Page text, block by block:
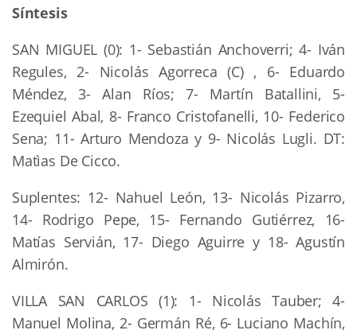
Síntesis
SAN MIGUEL (0): 1- Sebastián Anchoverri; 4- Iván
Regules, 2- Nicolás Agorreca (C) , 6- Eduardo
Méndez, 3- Alan Ríos; 7- Martín Batallini, 5-
Ezequiel Abal, 8- Franco Cristofanelli, 10- Federico
Sena; 11- Arturo Mendoza y 9- Nicolás Lugli. DT:
Matìas De Cicco.
Suplentes: 12- Nahuel León, 13- Nicolás Pizarro,
14- Rodrigo Pepe, 15- Fernando Gutiérrez, 16-
Matías Servián, 17- Diego Aguirre y 18- Agustín
Almirón.
VILLA SAN CARLOS (1): 1- Nicolás Tauber; 4-
Manuel Molina, 2- Germán Ré, 6- Luciano Machín,